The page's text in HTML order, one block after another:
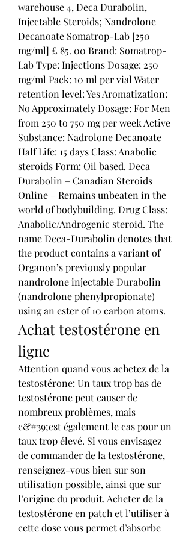
warehouse 4, Deca Durabolin,
Injectable Steroids; Nandrolone
Decanoate Somatrop-Lab [250
mg/ml] £ 85. 00 Brand: Somatrop-
Lab Type: Injections Dosage: 250
mg/ml Pack: 10 ml per vial Water
retention level: Yes Aromatization:
No Approximately Dosage: For Men
from 250 to 750 mg per week Active
Substance: Nadrolone Decanoate
Half Life: 15 days Class: Anabolic
steroids Form: Oil based. Deca
Durabolin – Canadian Steroids
Online – Remains unbeaten in the
world of bodybuilding. Drug Class:
Anabolic/Androgenic steroid. The
name Deca-Durabolin denotes that
the product contains a variant of
Organon’s previously popular
nandrolone injectable Durabolin
(nandrolone phenylpropionate)
using an ester of 10 carbon atoms.
Achat testostérone en
ligne
Attention quand vous achetez de la
testostérone: Un taux trop bas de
testostérone peut causer de
nombreux problèmes, mais
c&#39;est également le cas pour un
taux trop élevé. Si vous envisagez
de commander de la testostérone,
renseignez-vous bien sur son
utilisation possible, ainsi que sur
l’origine du produit. Acheter de la
testostérone en patch et l’utiliser à
cette dose vous permet d’absorbe